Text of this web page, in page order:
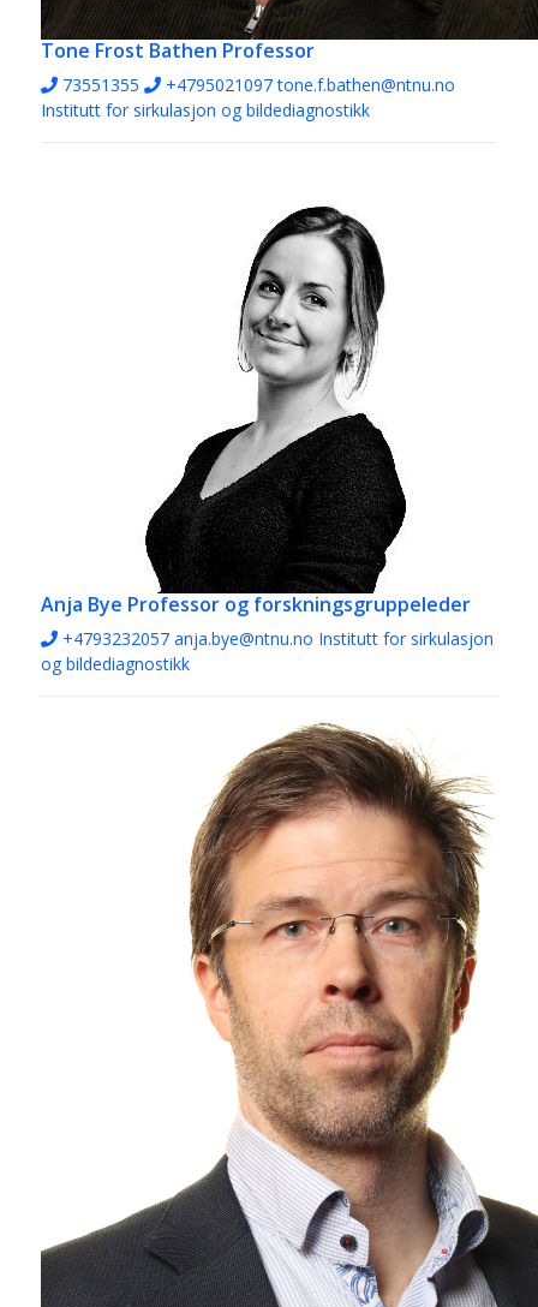
Tone Frost Bathen Professor
73551355 +4795021097 tone.f.bathen@ntnu.no
Institutt for sirkulasjon og bildediagnostikk
Anja Bye Professor og forskningsgruppeleder
+4793232057 anja.bye@ntnu.no Institutt for sirkulasjon
og bildediagnostikk